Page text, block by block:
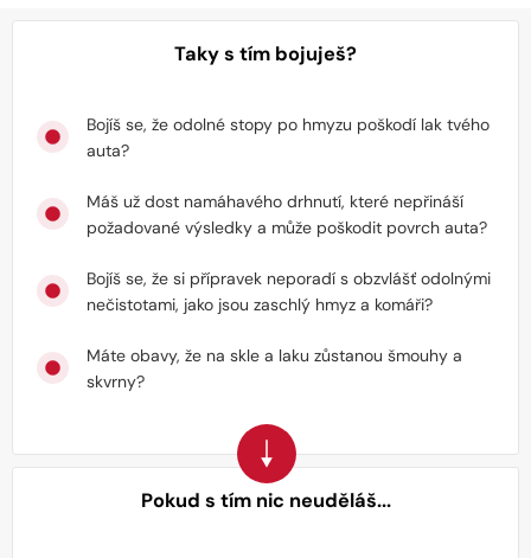
Taky s tím bojuješ?
Bojíš se, že odolné stopy po hmyzu poškodí lak tvého
auta?
Máš už dost namáhavého drhnutí, které nepřináší
požadované výsledky a může poškodit povrch auta?
Bojíš se, že si přípravek neporadí s obzvlášť odolnými
nečistotami, jako jsou zaschlý hmyz a komáři?
Máte obavy, že na skle a laku zůstanou šmouhy a
skvrny?
Pokud s tím nic neuděláš...